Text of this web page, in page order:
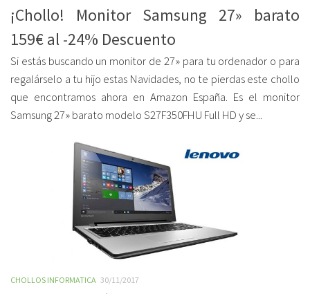
¡Chollo! Monitor Samsung 27» barato
159€ al -24% Descuento
Si estás buscando un monitor de 27» para tu ordenador o para
regalárselo a tu hijo estas Navidades, no te pierdas este chollo
que encontramos ahora en Amazon España. Es el monitor
Samsung 27» barato modelo S27F350FHU Full HD y se...
CHOLLOS INFORMATICA 30/11/2017